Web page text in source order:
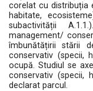
corelat cu distribuția
habitate,
subactivității
management/
îmbunătățirii stării
conservativ (specii,
ocupă. Studiul se
conservativ (specii,
declarat parcul.